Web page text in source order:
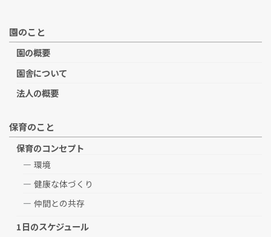
園のこと
園の概要
園舎について
法人の概要
保育のこと
保育のコンセプト
環境
健康な体づくり
仲間との共存
1日のスケジュール